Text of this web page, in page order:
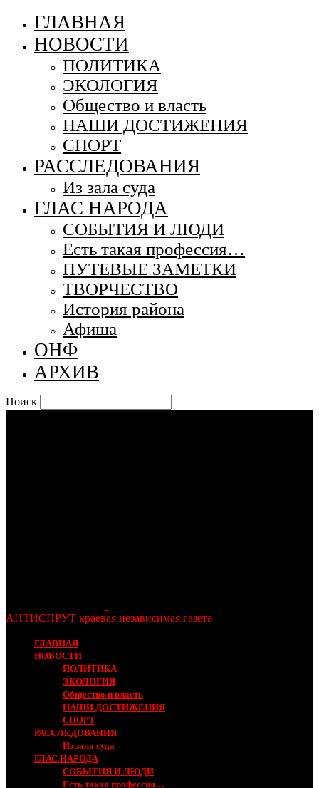
ГЛАВНАЯ
НОВОСТИ
ПОЛИТИКА
ЭКОЛОГИЯ
Общество и власть
НАШИ ДОСТИЖЕНИЯ
СПОРТ
РАССЛЕДОВАНИЯ
Из зала суда
ГЛАС НАРОДА
СОБЫТИЯ И ЛЮДИ
Есть такая профессия…
ПУТЕВЫЕ ЗАМЕТКИ
ТВОРЧЕСТВО
История района
Афиша
ОНФ
АРХИВ
Поиск
АНТИСПРУТ краевая независимая газета
ГЛАВНАЯ
НОВОСТИ
ПОЛИТИКА
ЭКОЛОГИЯ
Общество и власть
НАШИ ДОСТИЖЕНИЯ
СПОРТ
РАССЛЕДОВАНИЯ
Из зала суда
ГЛАС НАРОДА
СОБЫТИЯ И ЛЮДИ
Есть такая профессия…